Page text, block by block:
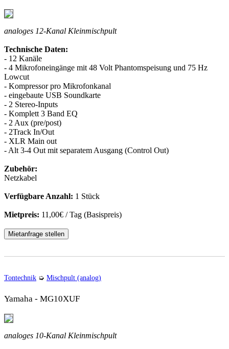
analoges 12-Kanal Kleinmischpult
Technische Daten:
- 12 Kanäle
- 4 Mikrofoneingänge mit 48 Volt Phantomspeisung und 75 Hz
Lowcut
- Kompressor pro Mikrofonkanal
- eingebaute USB Soundkarte
- 2 Stereo-Inputs
- Komplett 3 Band EQ
- 2 Aux (pre/post)
- 2Track In/Out
- XLR Main out
- Alt 3-4 Out mit separatem Ausgang (Control Out)
Zubehör:
Netzkabel
Verfügbare Anzahl: 1 Stück
Mietpreis: 11,00€ / Tag (Basispreis)
Mietanfrage stellen
Tontechnik ➭ Mischpult (analog)
Yamaha - MG10XUF
analoges 10-Kanal Kleinmischpult